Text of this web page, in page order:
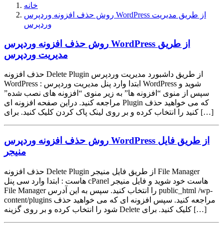
خانه
روش حذف افزونه وردپرس WordPress از طریق مدیریت
وردپرس
روش حذف افزونه وردپرس WordPress از طریق
مدیریت وردپرس
حذف افزونه Delete Plugin از طریق داشبورد مدیریت وردپرس
WordPress : ابتدا وارد پنل مدیریت وردپرس WordPress شوید و
سپس از منوی “افزونه ها” به زیر منوی “افزونه های نصب شده”
مراجعه کنید. دراین صفحه افزونه ای Plugin که می خواهید حذف
کنید را انتخاب کرده و بر روی لینک پاک کردن کلیک کنید. برای […]
روش حذف افزونه وردپرس WordPress از طریق فایل
منیجر
حذف افزونه Delete Plugin از طریق فایل منیجر File Manager
هاست : ابتدا وارد سی پنل cPanel هاست خود شوید و فایل منیجر
File Manager را انتخاب کنید. سپس به این آدرس public_html /wp-
content/plugins مراجعه کنید. سپس افزونه ای که می خواهید حذف
شود را انتخاب کرده و بر روی گزینه Delete کلیک کنید. برای […]